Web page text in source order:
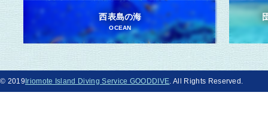
西表島の海
OCEAN
© 2019Iriomote Island Diving Service GOODDIVE . All Rights Reserved.